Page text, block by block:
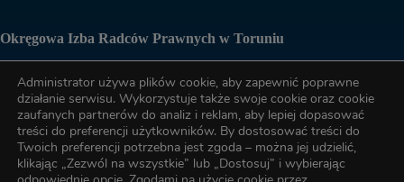
Okręgowa Izba Radców Prawnych w Toruniu
Biuro OIRP
tel. (56) 622-89-17
Administrator używa plików cookie, aby zapewnić poprawne
działanie serwisu. Wykorzystuje także swoje cookie oraz cookie
zaufanych partnerów do analiz i reklam, aby lepiej dopasować
treści do preferencji użytkowników. By dostosować treści do
Twoich preferencji potrzebna jest zgoda – można jej udzielić,
klikając „Zezwól na wszystkie” lub „Dostosuj” i wybierając